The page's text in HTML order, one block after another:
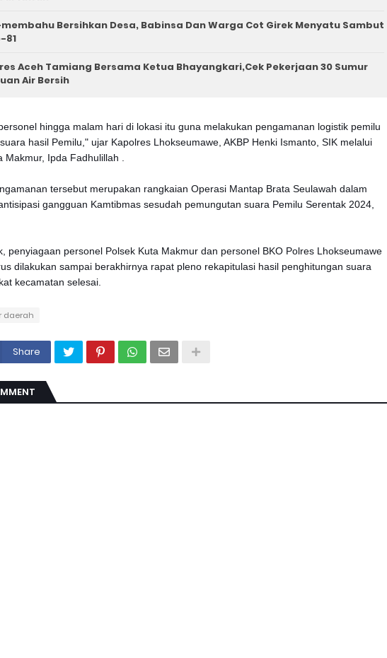
Bersihkan Desa, Babinsa Dan Warga Cot Girek Menyatu Sambut
81
Aceh Tamiang Bersama Ketua Bhayangkari,Cek Pekerjaan 30 Sumur
Air Bersih
hingga malam hari di lokasi itu guna melakukan pengamanan logistik pemilu
hasil Pemilu," ujar Kapolres Lhokseumawe, AKBP Henki Ismanto, SIK melalui
Makmur, Ipda Fadhulillah .
tersebut merupakan rangkaian Operasi Mantap Brata Seulawah dalam
gangguan Kamtibmas sesudah pemungutan suara Pemilu Serentak 2024,
penyiagaan personel Polsek Kuta Makmur dan personel BKO Polres Lhokseumawe
dilakukan sampai berakhirnya rapat pleno rekapitulasi hasil penghitungan suara
kecamatan selesai.
daerah
Share